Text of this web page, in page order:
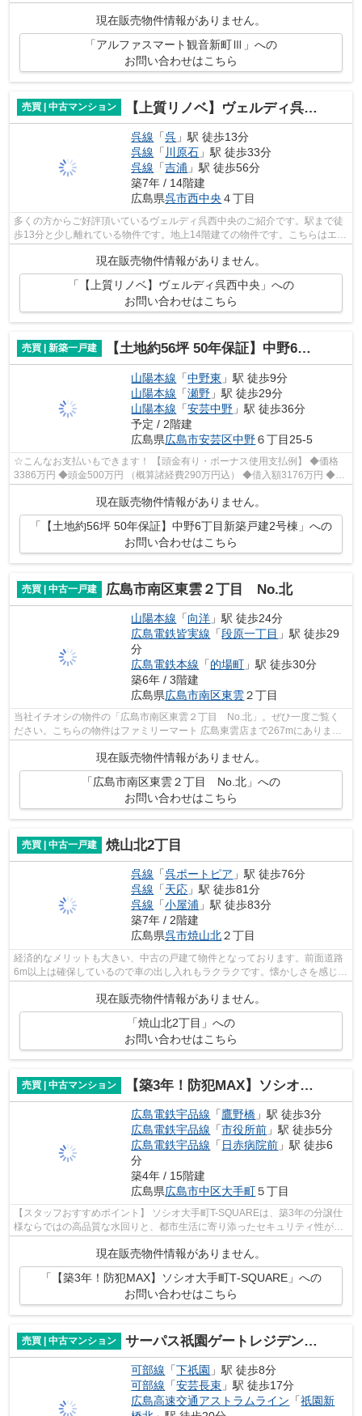
利で欠かせない条件でもあるエレベーター...
現在販売物件情報がありません。
「アルファスマート観音新町Ⅲ」への
お問い合わせはこちら
売買 | 中古マンション 【上質リノベ】ヴェルディ呉西中央
呉線 「呉 」駅 徒歩13分
呉線 「 川原石 」駅 徒歩33分
呉線 「吉浦 」駅 徒歩56分
築7年 / 14階建
広島県呉市西中央 ４丁目
多くの方からご好評頂いているヴェルディ呉西中央のご紹介です。駅まで徒
歩13分と少し離れている物件です。地上14階建ての物件です。こちらはエレ
ベーター付きの物件です。不動産のこ...
現在販売物件情報がありません。
「【上質リノベ】ヴェルディ呉西中央」への
お問い合わせはこちら
売買 | 新築一戸建 【土地約56坪 50年保証】中野6丁目新築戸建2号棟
山陽本線 「中野東 」駅 徒歩9分
山陽本線 「瀬野 」駅 徒歩29分
山陽本線 「安芸中野 」駅 徒歩36分
予定 / 2階建
広島県広島市安芸区中野６丁目25-5
☆こんなお支払いもできます！ 【頭金有り・ボーナス使用支払例】 ◆価格
3386万円 ◆頭金500万円 （概算諸経費290万円込） ◆借入額3176万円 ◆年
現在販売物件情報がありません。
「【土地約56坪 50年保証】中野6丁目新築戸建2号棟」への
お問い合わせはこちら
売買 | 中古一戸建 広島市南区東雲２丁目 No.北
山陽本線 「向洋 」駅 徒歩24分
広島電鉄皆実線 「段原一丁目 」駅 徒歩29
分
広島電鉄本線 「的場町 」駅 徒歩30分
築6年 / 3階建
広島県広島市南区東雲２丁目
当社イチオシの物件の「広島市南区東雲２丁目 No.北」。ぜひ一度ご覧く
ださい。こちらの物件はファミリーマート 広島東雲店まで267mにありま
現在販売物件情報がありません。
「広島市南区東雲２丁目 No.北」への
お問い合わせはこちら
売買 | 中古一戸建 焼山北2丁目
呉線 「呉ポートピア 」駅 徒歩76分
呉線 「天応 」駅 徒歩81分
呉線 「小屋浦 」駅 徒歩83分
築7年 / 2階建
広島県呉市焼山北２丁目
経済的なメリットも大きい、中古の戸建て物件となっております。前面道路
6m以上は確保しているので車の出し入れもラクラクです。懐かしさを感じる
雰囲気が魅力の平成30年9月築の物件で...
現在販売物件情報がありません。
「焼山北2丁目」への
お問い合わせはこちら
売買 | 中古マンション 【築3年！防犯MAX】ソシオ大手町T‑SQUARE
広島電鉄宇品線 「鷹野橋 」駅 徒歩3分
広島電鉄宇品線 「市役所前 」駅 徒歩5分
広島電鉄宇品線 「 日赤病院前 」駅 徒歩6
分
築4年 / 15階建
広島県広島市中区大手町５丁目
【スタッフおすすめポイント】 ソシオ大手町T-SQUAREは、築3年の分譲仕
様ならではの高品質な水回りと、都市生活に寄り添ったセキュリティ性が大
現在販売物件情報がありません。
「【築3年！防犯MAX】ソシオ大手町T‑SQUARE」への
お問い合わせはこちら
売買 | 中古マンション サーパス祇園ゲートレジデンス（新築未入居）
可部線 「下祇園 」駅 徒歩8分
可部線 「安芸長束 」駅 徒歩17分
広島高速交通アストラムライン 「祇園新